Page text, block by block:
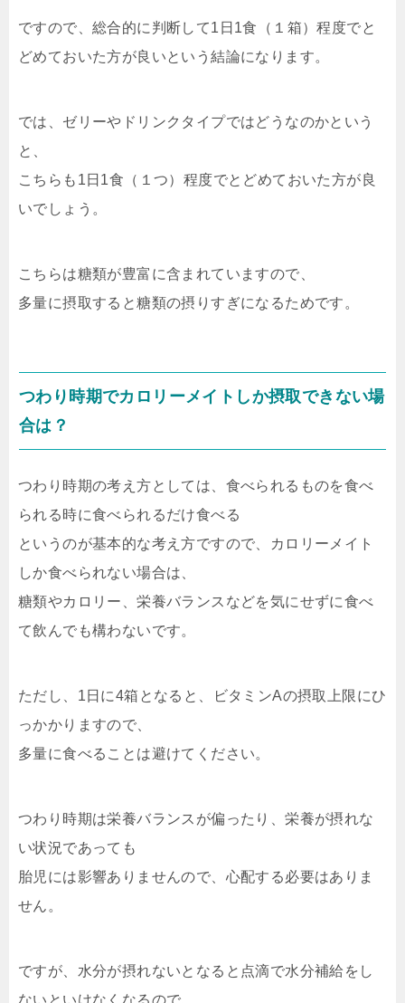
ですので、総合的に判断して1日1食（１箱）程度でと
どめておいた方が良いという結論になります。
では、ゼリーやドリンクタイプではどうなのかという
と、
こちらも1日1食（１つ）程度でとどめておいた方が良
いでしょう。
こちらは糖類が豊富に含まれていますので、
多量に摂取すると糖類の摂りすぎになるためです。
つわり時期でカロリーメイトしか摂取できない場
合は？
つわり時期の考え方としては、食べられるものを食べ
られる時に食べられるだけ食べる
というのが基本的な考え方ですので、カロリーメイト
しか食べられない場合は、
糖類やカロリー、栄養バランスなどを気にせずに食べ
て飲んでも構わないです。
ただし、1日に4箱となると、ビタミンAの摂取上限にひ
っかかりますので、
多量に食べることは避けてください。
つわり時期は栄養バランスが偏ったり、栄養が摂れな
い状況であっても
胎児には影響ありませんので、心配する必要はありま
せん。
ですが、水分が摂れないとなると点滴で水分補給をし
ないといけなくなるので、